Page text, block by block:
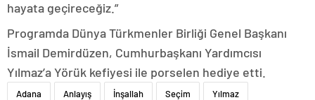
hayata geçireceğiz.”
Programda Dünya Türkmenler Birliği Genel Başkanı
İsmail Demirdüzen, Cumhurbaşkanı Yardımcısı
Yılmaz’a Yörük kefiyesi ile porselen hediye etti.
Adana Anlayış İnşallah Seçim Yılmaz